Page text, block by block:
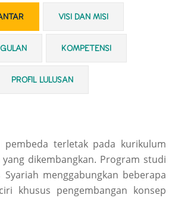
VISI DAN MISI
KOMPETENSI
PROFIL LULUSAN
pembeda terletak pada kurikulum
dikembangkan. Program studi
Syariah menggabungkan beberapa
khusus pengembangan konsep